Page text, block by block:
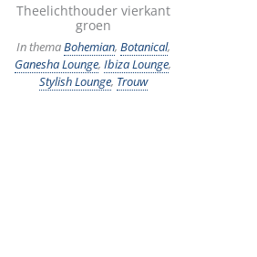
Theelichthouder vierkant
groen
In themaBohemian, Botanical,
Ganesha Lounge, Ibiza Lounge,
Stylish Lounge, Trouw